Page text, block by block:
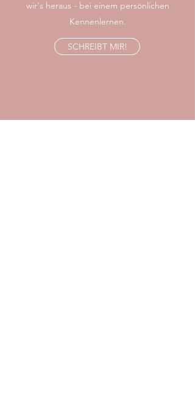
wir's heraus - bei einem persönlichen
Kennenlernen.
SCHREIBT MIR!